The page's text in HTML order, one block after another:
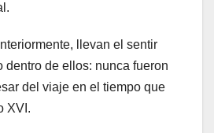
llevan el sentir
dentro de ellos: nunca fueron
del viaje en el tiempo que
XVI.